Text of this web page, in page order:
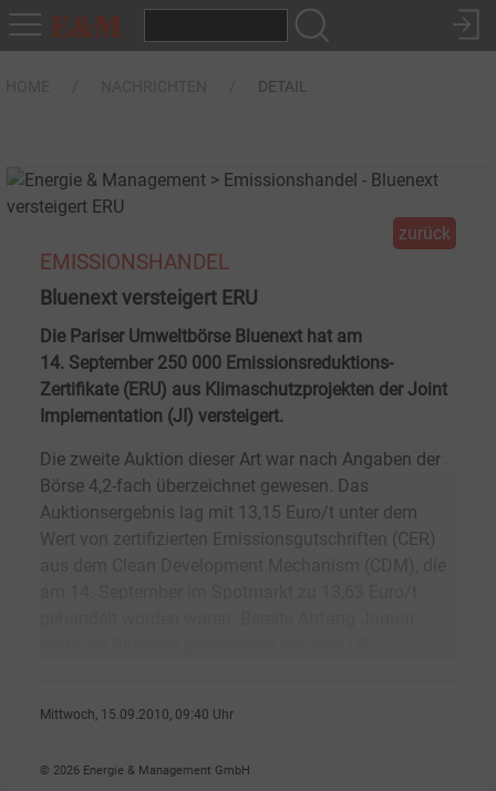
DETAIL
zurück
EMISSIONSHANDEL
Bluenext versteigert ERU
Die Pariser Umweltbörse Bluenext hat am
14. September 250 000 Emissionsreduktions-
Zertifikate (ERU) aus Klimaschutzprojekten der Joint
Implementation (JI) versteigert.
Die zweite Auktion dieser Art war nach Angaben der
Börse 4,2-fach überzeichnet gewesen. Das
Auktionsergebnis lag mit 13,15 Euro/t unter dem
Wert von zertifizierten Emissionsgutschriften (CER)
Mittwoch, 15.09.2010, 09:40 Uhr
© 2026 Energie & Management GmbH